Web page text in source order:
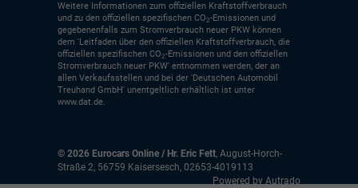
Weitere Informationen zum offiziellen Kraftstoffverbrauch
und zu den offiziellen spezifischen CO2-Emissionen und
gegebenenfalls zum Stromverbrauch neuer PKW können
dem 'Leitfaden über den offiziellen Kraftstoffverbrauch, die
offiziellen spezifischen CO2-Emissionen und den offiziellen
Stromverbrauch neuer PKW' entnommen werden, der an
allen Verkaufsstellen und bei der 'Deutschen Automobil
Treuhand GmbH' unentgeltlich erhältlich ist unter
www.dat.de.
© 2026 Eurocars Online / Hr. Eric Fett August-Horch-
Straße 2 56759 Kaisersesch, 02653-4019113
Powered by Autrado